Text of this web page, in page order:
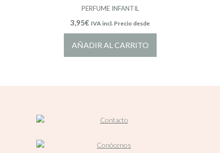
PERFUME INFANTIL
3,95€ IVA incl. Precio desde
AÑADIR AL CARRITO